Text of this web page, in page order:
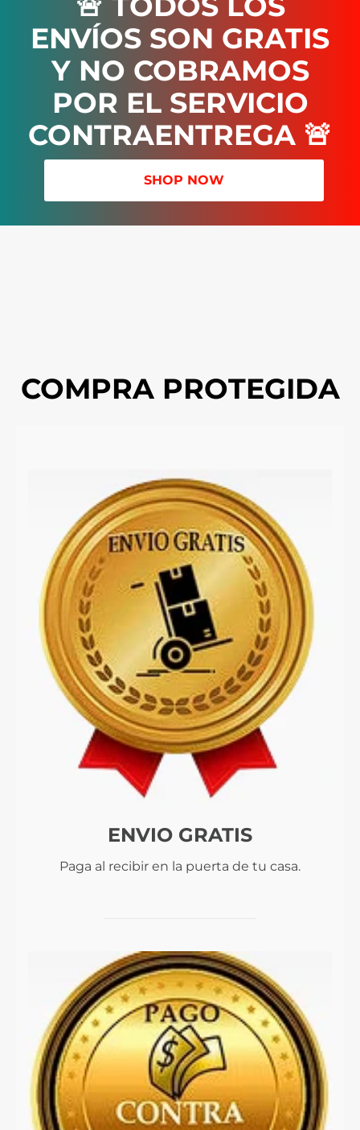
ENVÍOS SON GRATIS
Y NO COBRAMOS
POR EL SERVICIO
CONTRAENTREGA 🚨
SHOP NOW
COMPRA PROTEGIDA
ENVIO GRATIS
Paga al recibir en la puerta de tu casa.